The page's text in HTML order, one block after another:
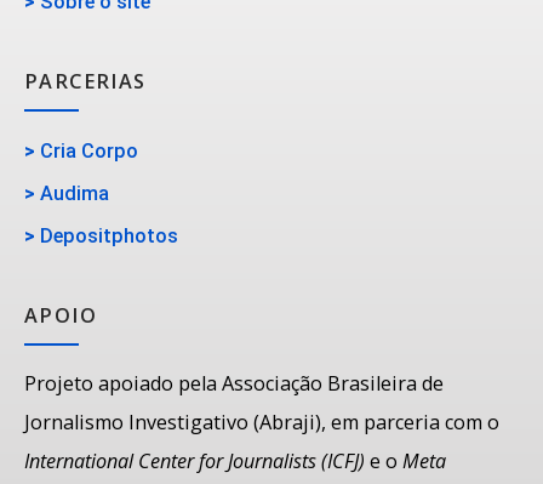
PARCERIAS
> Cria Corpo
> Audima
> Depositphotos
APOIO
Projeto apoiado pela Associação Brasileira de
Jornalismo Investigativo (Abraji), em parceria com o
International Center for Journalists (ICFJ) e o Meta